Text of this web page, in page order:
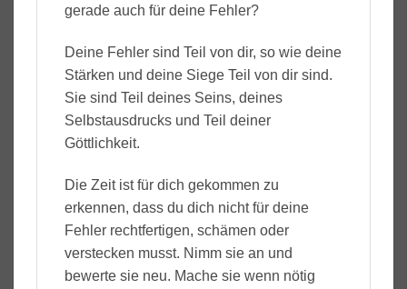
gerade auch für deine Fehler?
Deine Fehler sind Teil von dir, so wie deine
Stärken und deine Siege Teil von dir sind.
Sie sind Teil deines Seins, deines
Selbstausdrucks und Teil deiner
Göttlichkeit.
Die Zeit ist für dich gekommen zu
erkennen, dass du dich nicht für deine
Fehler rechtfertigen, schämen oder
verstecken musst. Nimm sie an und
bewerte sie neu. Mache sie wenn nötig